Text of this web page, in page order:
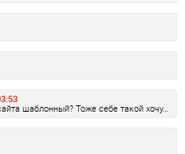
шаблонный? Тоже себе такой хочу…